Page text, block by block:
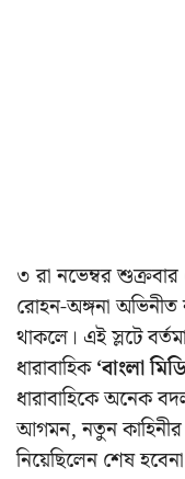
৩রা নভেম্বর
রোহন-অঙ্গনা
থাকলে। এই স্লটে
ধারাবাহিক‘বাংলা
ধারাবাহিকে অনেক
আগমন, নতুন
নিয়েছিলেন শেষ